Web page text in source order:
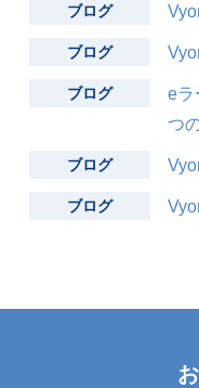
ブログ
ブログ
ブログ
eラ
つ
ブログ
ブログ